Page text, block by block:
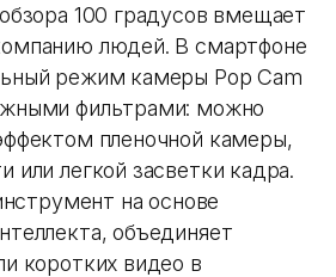
100 градусов вмещает
людей. В смартфоне
режим камеры Pop Cam
фильтрами: можно
пленочной камеры,
или легкой засветки кадра.
на основе
объединяет
коротких видео в